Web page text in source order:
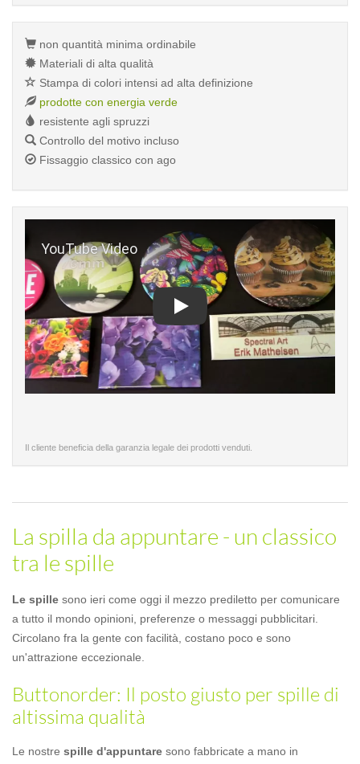
non quantità minima ordinabile
Materiali di alta qualità
Stampa di colori intensi ad alta definizione
prodotte con energia verde
resistente agli spruzzi
Controllo del motivo incluso
Fissaggio classico con ago
Il cliente beneficia della garanzia legale dei prodotti venduti.
La spilla da appuntare - un classico
tra le spille
Le spille sono ieri come oggi il mezzo prediletto per comunicare
a tutto il mondo opinioni, preferenze o messaggi pubblicitari.
Circolano fra la gente con facilità, costano poco e sono
un'attrazione eccezionale.
Buttonorder: Il posto giusto per spille di
altissima qualità
Le nostre spille d'appuntare sono fabbricate a mano in